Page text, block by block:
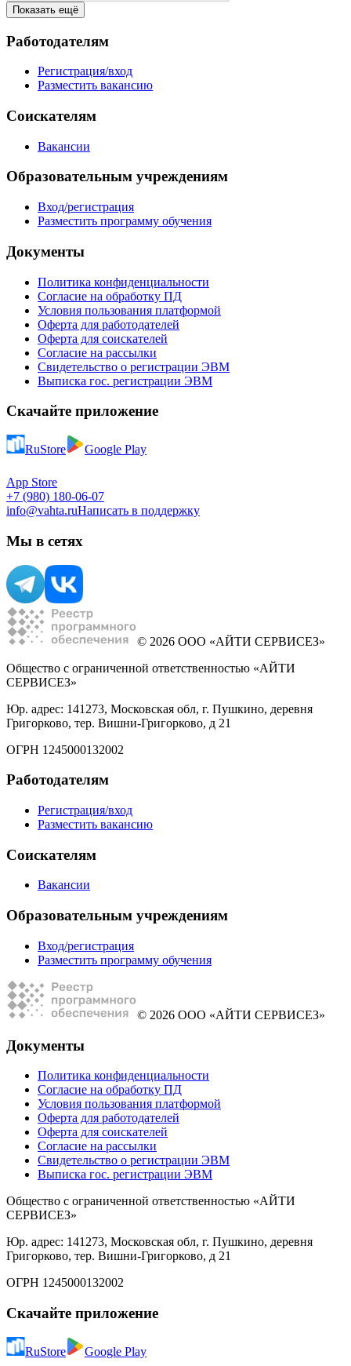
Показать ещё
Работодателям
Регистрация/вход
Разместить вакансию
Соискателям
Вакансии
Образовательным учреждениям
Вход/регистрация
Разместить программу обучения
Документы
Политика конфиденциальности
Согласие на обработку ПД
Условия пользования платформой
Оферта для работодателей
Оферта для соискателей
Согласие на рассылки
Свидетельство о регистрации ЭВМ
Выписка гос. регистрации ЭВМ
Скачайте приложение
RuStore Google Play
App Store
+7 (980) 180-06-07
info@vahta.ruНаписать в поддержку
Мы в сетях
© 2026 ООО «АЙТИ СЕРВИСЕЗ»
Общество с ограниченной ответственностью «АЙТИ
СЕРВИСЕЗ»
Юр. адрес: 141273, Московская обл, г. Пушкино, деревня
Григорково, тер. Вишни-Григорково, д 21
ОГРН 1245000132002
Работодателям
Регистрация/вход
Разместить вакансию
Соискателям
Вакансии
Образовательным учреждениям
Вход/регистрация
Разместить программу обучения
© 2026 ООО «АЙТИ СЕРВИСЕЗ»
Документы
Политика конфиденциальности
Согласие на обработку ПД
Условия пользования платформой
Оферта для работодателей
Оферта для соискателей
Согласие на рассылки
Свидетельство о регистрации ЭВМ
Выписка гос. регистрации ЭВМ
Общество с ограниченной ответственностью «АЙТИ
СЕРВИСЕЗ»
Юр. адрес: 141273, Московская обл, г. Пушкино, деревня
Григорково, тер. Вишни-Григорково, д 21
ОГРН 1245000132002
Скачайте приложение
RuStore Google Play